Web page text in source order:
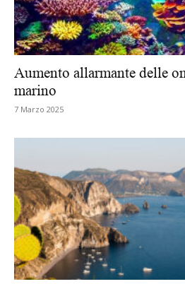
Aumento allarmante delle
marino
7 Marzo 2025